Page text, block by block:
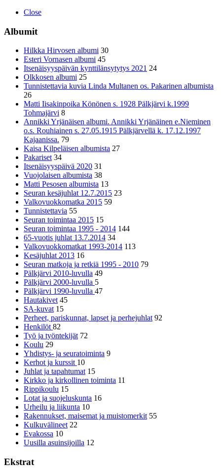
Close
Albumit
Hilkka Hirvosen albumi 30
Esteri Vornasen albumi 45
Itsenäisyyspäivän kynttilänsytytys 2021 24
Olkkosen albumi 25
Tunnistettavia kuvia Linda Multanen os. Pakarinen albumista
26
Matti Iisakinpoika Könönen s. 1928 Pälkjärvi k.1999
Tohmajärvi 8
Annikki Yrjänäisen albumi. Annikki Yrjänäinen e.Nieminen
o.s. Rouhiainen s. 27.05.1915 Pälkjärvellä k. 17.12.1997
Kajaanissa. 79
Kaisa Kilpeläisen albumista 27
Pakariset 34
Itsenäisyyspäivä 2020 31
Vuojolaisen albumista 38
Matti Pesosen albumista 13
Seuran kesäjuhlat 12.7.2015 23
Valkovuokkomatka 2015 59
Tunnistettavia 55
Seuran toimintaa 2015 15
Seuran toimintaa 1995 - 2014 144
65-vuotis juhlat 13.7.2014 34
Valkovuokkomatkat 1993-2014 113
Kesäjuhlat 2013 16
Seuran matkoja ja retkiä 1995 - 2010 79
Pälkjärvi 2010-luvulla 49
Pälkjärvi 2000-luvulla 5
Pälkjärvi 1990-luvulla 47
Hautakivet 45
SA-kuvat 15
Perheet, pariskunnat, lapset ja perhejuhlat 92
Henkilöt82
Työ ja työntekijät 72
Koulu 29
Yhdistys- ja seuratoiminta 9
Kerhot ja kurssit 10
Juhlat ja tapahtumat 15
Kirkko ja kirkollinen toiminta 11
Rippikoulu 15
Lotat ja suojeluskunta 16
Urheilu ja liikunta 10
Rakennukset, maisemat ja muistomerkit 55
Kulkuvälineet 22
Evakossa 10
Uusilla asuinsijoilla 12
Ekstrat